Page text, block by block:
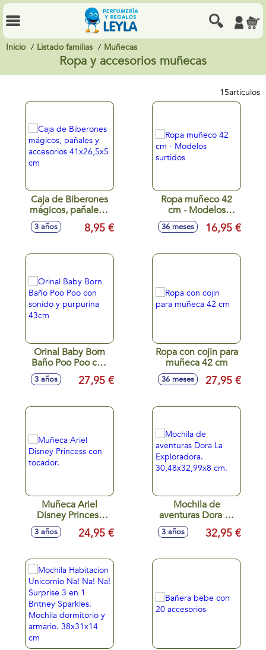
Inicio Listado familias Muñecas
Ropa y accesorios muñecas
15articulos
Caja de Biberones
mágicos, pañales y
accesorios
41x26,5x5 cm
3 años 8,95 €
Ropa muñeco 42
cm - Modelos
surtidos
36 meses 16,95 €
Orinal Baby Born
Baño Poo Poo con
sonido y purpurina
43cm
3 años 27,95 €
Ropa con cojin para
muñeca 42 cm
36 meses 27,95 €
Muñeca Ariel
Disney Princess
con tocador.
3 años 24,95 €
Mochila de
aventuras Dora La
Exploradora.
30,48x32,99x8 cm.
3 años 32,95 €